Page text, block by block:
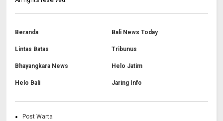
Beranda Bali News Today
Lintas Batas Tribunus
Bhayangkara News Helo Jatim
Helo Bali Jaring Info
Post Warta